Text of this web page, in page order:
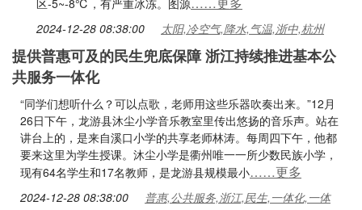
区-5~-8℃，有严重冰冻。图源
2024-12-28 08:38:00 太阳,冷空气,降水,气温,浙中,杭州
提供普惠可及的民生兜底保障 浙江持续推进基本公
共服务一体化
“同学们想听什么？可以点歌，老师用这些乐器吹奏出来。”12月
26日下午，龙游县沐尘小学音乐教室里传出悠扬的音乐声。站在
讲台上的，是来自溪口小学的共享老师林涛。每周四下午，他都
要来这里为学生授课。沐尘小学是衢州唯一一所少数民族小学，
现有64名学生和17名教师，是龙游县规模最小……更多
2024-12-28 08:38:00 普惠,公共服务,浙江,民生,一体化,一体